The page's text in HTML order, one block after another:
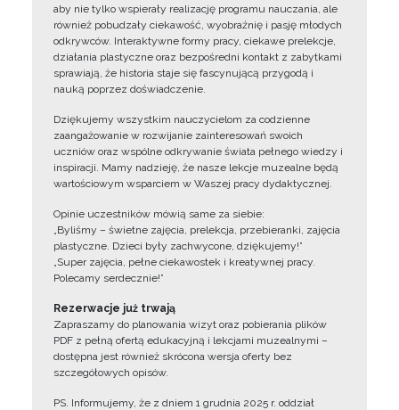
aby nie tylko wspierały realizację programu nauczania, ale
również pobudzały ciekawość, wyobraźnię i pasję młodych
odkrywców. Interaktywne formy pracy, ciekawe prelekcje,
działania plastyczne oraz bezpośredni kontakt z zabytkami
sprawiają, że historia staje się fascynującą przygodą i
nauką poprzez doświadczenie.
Dziękujemy wszystkim nauczycielom za codzienne
zaangażowanie w rozwijanie zainteresowań swoich
uczniów oraz wspólne odkrywanie świata pełnego wiedzy i
inspiracji. Mamy nadzieję, że nasze lekcje muzealne będą
wartościowym wsparciem w Waszej pracy dydaktycznej.
Opinie uczestników mówią same za siebie:
„Byliśmy – świetne zajęcia, prelekcja, przebieranki, zajęcia
plastyczne. Dzieci były zachwycone, dziękujemy!”
„Super zajęcia, pełne ciekawostek i kreatywnej pracy.
Polecamy serdecznie!”
Rezerwacje już trwają
Zapraszamy do planowania wizyt oraz pobierania plików
PDF z pełną ofertą edukacyjną i lekcjami muzealnymi –
dostępna jest również skrócona wersja oferty bez
szczegółowych opisów.
PS. Informujemy, że z dniem 1 grudnia 2025 r. oddział